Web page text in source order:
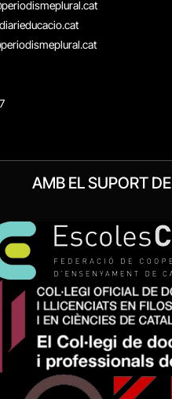
AMB EL SUPORT DE